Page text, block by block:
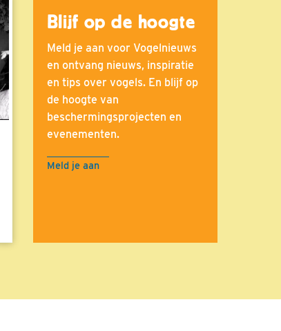
Blijf op de hoogte
Meld je aan voor Vogelnieuws
en ontvang nieuws, inspiratie
en tips over vogels. En blijf op
de hoogte van
beschermingsprojecten en
evenementen.
Meld je aan